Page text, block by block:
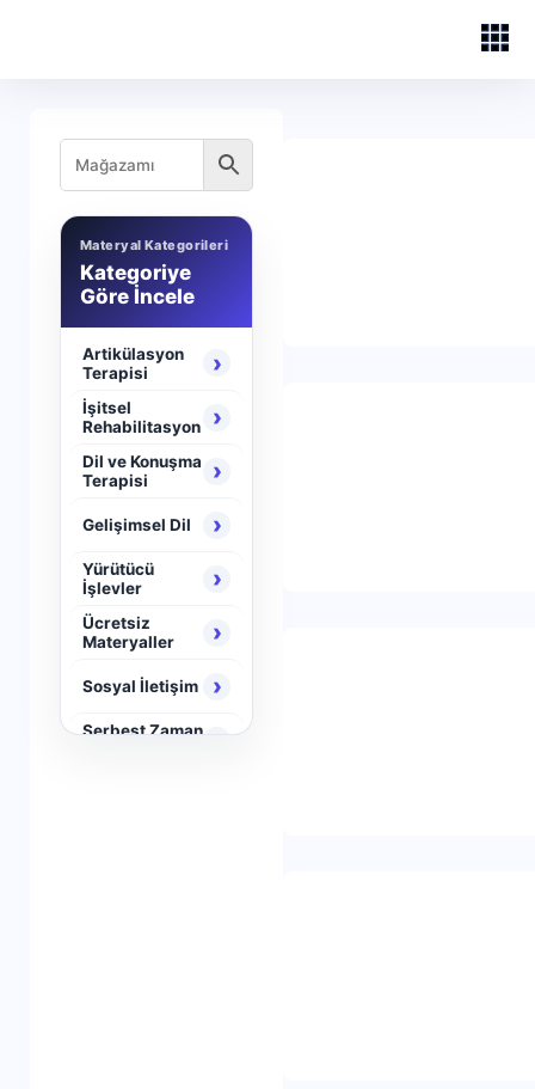
Materyal Kategorileri
Kategoriye
Göre İncele
Artikülasyon
Terapisi
›
İşitsel
Rehabilitasyon
›
Dil ve Konuşma
Terapisi
›
Gelişimsel Dil ›
Yürütücü
İşlevler
›
Ücretsiz
Materyaller
›
Sosyal İletişim ›
Serbest Zaman